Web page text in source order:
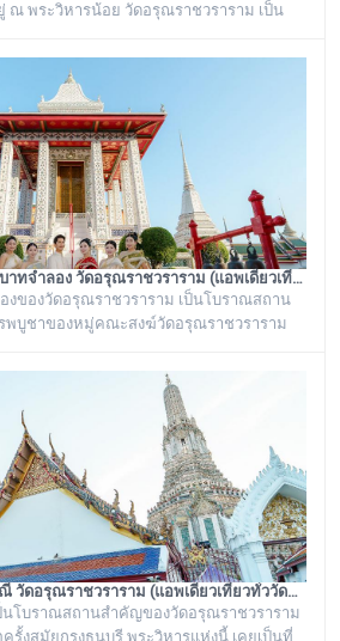
ณ พระวิหารน้อย วัดอรุณราชวราราม เป็น
ชวรารามมาช้านาน ตั้งแต่เมื่อครั้งที่พระบาท
าลัย รัชกาลที่ ๒ พระองค์ยังทรงครองพระยศ
ได้เสด็จมาประทับอยู่ที่พระราชวังเดิม
บทที่ 12 มณฑปพระพุทธบาทจำลอง วัดอรุณราชวราราม (แอพเดียวเที่ยวทั่ววัดอรุณ)
ของวัดอรุณราชวราราม เป็นโบราณสถาน
พบูชาของหมู่คณะสงฆ์วัดอรุณราชวราราม
ชวราราม บริเวณของฐานเป็นรูปสี่เหลี่ยมจตุ
กระเบื้องถ้วยสีต่าง ๆ มีฐานทักษิณ ๒ ชั้น สร้าง
จพระนั่งเกล้าเจ้าอยู่หัว รัชกาลที่ ๓
บทที่ 11 วิหารน้อยจุฬามณี วัดอรุณราชวราราม (แอพเดียวเที่ยวทั่ววัดอรุณ)
โบราณสถานสำคัญของวัดอรุณราชวราราม
รั้งสมัยกรุงธนบุรี พระวิหารแห่งนี้ เคยเป็นที่